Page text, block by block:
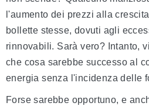
l'aumento dei prezzi alla
bollette stesse, dovuti agli
rinnovabili. Sarà vero? Intanto,
che cosa sarebbe successo al
energia senza l'incidenza delle
Forse sarebbe opportuno, e